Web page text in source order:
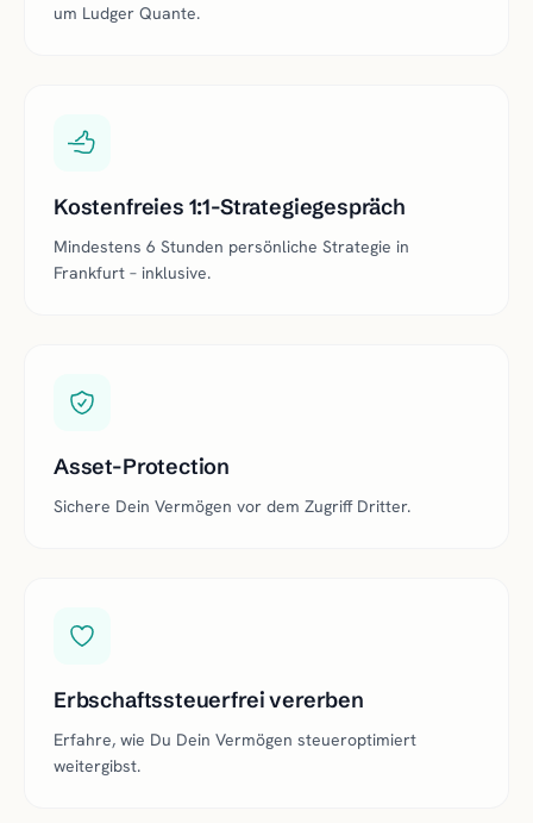
um Ludger Quante.
Kostenfreies 1:1-Strategiegespräch
Mindestens 6 Stunden persönliche Strategie in
Frankfurt – inklusive.
Asset-Protection
Sichere Dein Vermögen vor dem Zugriff Dritter.
Erbschaftssteuerfrei vererben
Erfahre, wie Du Dein Vermögen steueroptimiert
weitergibst.